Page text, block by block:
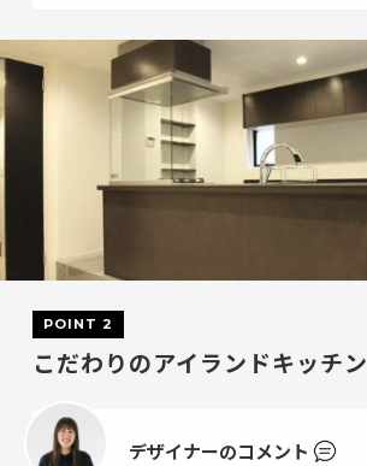
POINT 2
こだわりのアイランドキッチン
デザイナーのコメント